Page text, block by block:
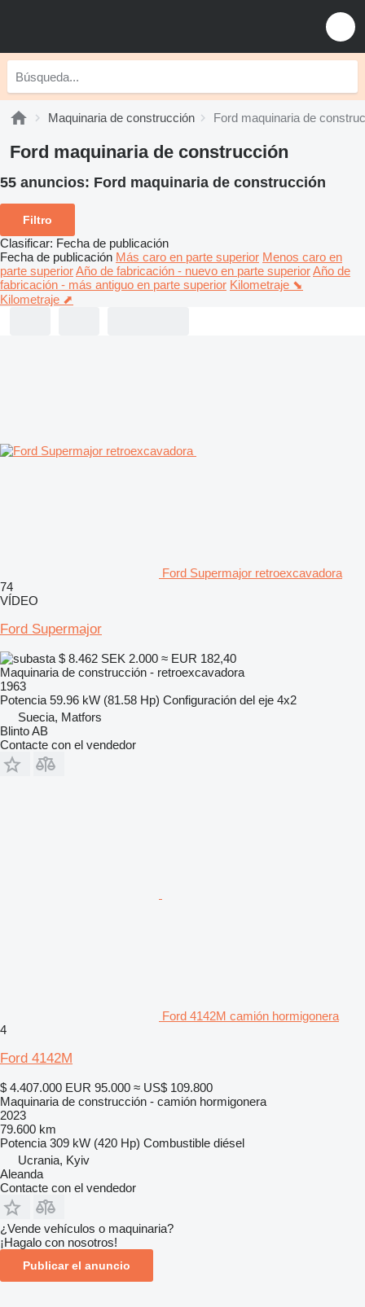
Maquinaria de construcción Ford maquinaria de
Ford maquinaria de construcción
55 anuncios: Ford maquinaria de construcción
Filtro
Clasificar: Fecha de publicación
Fecha de publicación Más caro en parte superior Menos caro en
parte superiorAño de fabricación - nuevo en parte superiorAño de
fabricación - más antiguo en parte superior Kilometraje ⬊
Kilometraje ⬈
Ford Supermajor retroexcavadora
74
VÍDEO
Ford Supermajor
$ 8.462 SEK 2.000 ≈ EUR 182,40
Maquinaria de construcción - retroexcavadora
1963
Potencia 59.96 kW (81.58 Hp) Configuración del eje 4x2
Suecia, Matfors
Blinto AB
Contacte con el vendedor
Ford 4142M camión hormigonera
4
Ford 4142M
$ 4.407.000 EUR 95.000 ≈ US$ 109.800
Maquinaria de construcción - camión hormigonera
2023
79.600 km
Potencia 309 kW (420 Hp) Combustible diésel
Ucrania, Kyiv
Aleanda
Contacte con el vendedor
¿Vende vehículos o maquinaria?
¡Hagalo con nosotros!
Publicar el anuncio